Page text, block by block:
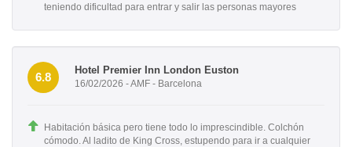
teniendo dificultad para entrar y salir las personas mayores
6.8
Hotel Premier Inn London Euston
16/02/2026 - AMF - Barcelona
Habitación básica pero tiene todo lo imprescindible. Colchón
cómodo. Al ladito de King Cross, estupendo para ir a cualquier